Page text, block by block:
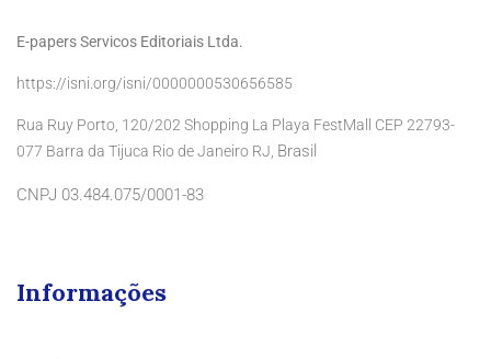
E-papers Servicos Editoriais Ltda.
https://isni.org/isni/0000000530656585
Rua Ruy Porto, 120/202 Shopping La Playa FestMall CEP 22793-
077 Barra da Tijuca Rio de Janeiro RJ, Brasil
CNPJ 03.484.075/0001-83
Informações